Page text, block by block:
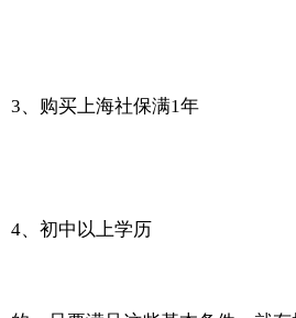
3、购买上海社保满1年
4、初中以上学历